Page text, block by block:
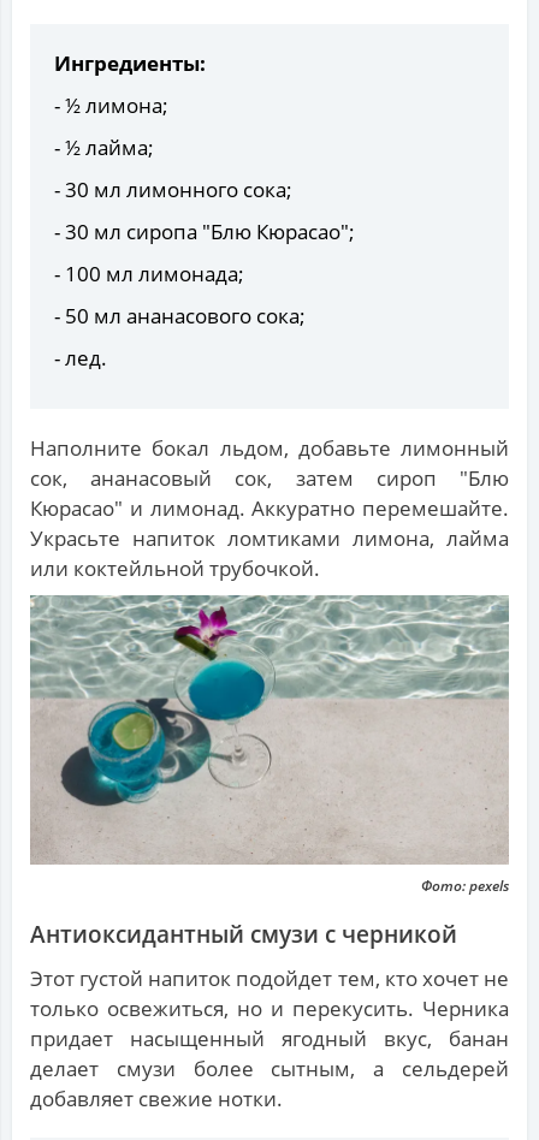
Ингредиенты:
- ½ лимона;
- ½ лайма;
- 30 мл лимонного сока;
- 30 мл сиропа "Блю Кюрасао";
- 100 мл лимонада;
- 50 мл ананасового сока;
- лед.
Наполните бокал льдом, добавьте лимонный
сок, ананасовый сок, затем сироп "Блю
Кюрасао" и лимонад. Аккуратно перемешайте.
Украсьте напиток ломтиками лимона, лайма
или коктейльной трубочкой.
Фото: pexels
Антиоксидантный смузи с черникой
Этот густой напиток подойдет тем, кто хочет не
только освежиться, но и перекусить. Черника
придает насыщенный ягодный вкус, банан
делает смузи более сытным, а сельдерей
добавляет свежие нотки.